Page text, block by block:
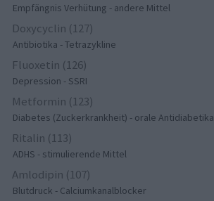
Empfängnis Verhütung - andere Mittel
Doxycyclin (127)
Antibiotika - Tetrazykline
Fluoxetin (126)
Depression - SSRI
Metformin (123)
Diabetes (Zuckerkrankheit) - orale Antidiabetika
Ritalin (113)
ADHS - stimulierende Mittel
Amlodipin (107)
Blutdruck - Calciumkanalblocker